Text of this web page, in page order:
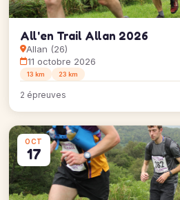
All'en Trail Allan 2026
Allan (26)
11 octobre 2026
13 km 23 km
2 épreuves
OCT
17